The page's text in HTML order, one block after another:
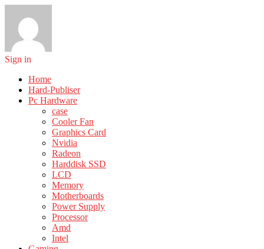
Sign in
Home
Hard-Publiser
Pc Hardware
case
Cooler Fan
Graphics Card
Nvidia
Radeon
Harddisk SSD
LCD
Memory
Motherboards
Power Supply
Processor
Amd
Intel